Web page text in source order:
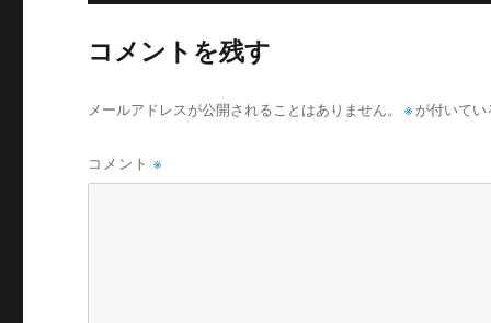
コメントを残す
メールアドレスが公開されることはありません。 ※ が付いて
コメント※